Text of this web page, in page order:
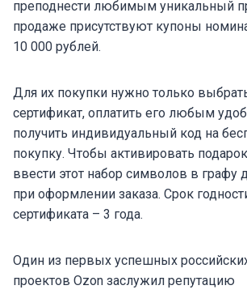
преподнести любимым уникальный
продаже присутствуют купоны
10 000 рублей.
Для их покупки нужно только
сертификат, оплатить его любым
получить индивидуальный код на
покупку. Чтобы активировать
ввести этот набор символов в графу
при оформлении заказа. Срок
сертификата – 3 года.
Один из первых успешных
проектов Ozon заслужил репутацию